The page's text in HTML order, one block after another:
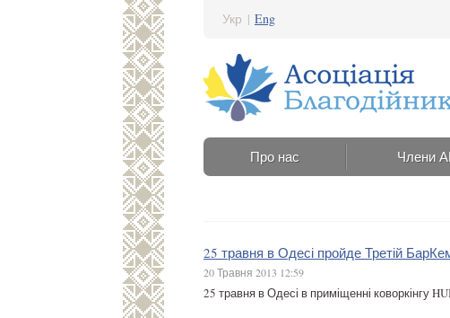
Укр | Eng
Про нас Члени
25 травня в Одесі пройде Третій
20 Травня 2013 12:59
25 травня в Одесі в приміщенні коворкінгу